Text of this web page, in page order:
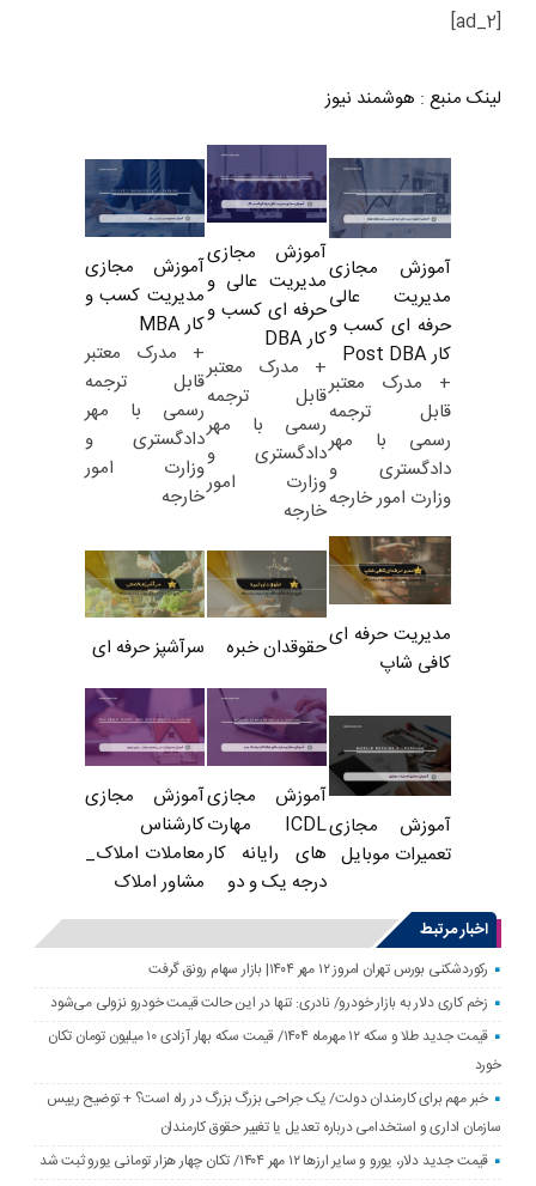
[ad_2]
لینک منبع : هوشمند نیوز
آموزش مجازی
مدیریت عالی
حرفه ای کسب و
کار Post DBA
+ مدرک معتبر
قابل ترجمه
رسمی با مهر
دادگستری و
وزارت امور خارجه
آموزش مجازی
مدیریت عالی و
حرفه ای کسب و
کار DBA
+ مدرک معتبر
قابل ترجمه
رسمی با مهر
دادگستری و
وزارت امور
خارجه
آموزش مجازی
مدیریت کسب و
کار MBA
+ مدرک معتبر
قابل ترجمه
رسمی با مهر
دادگستری و
وزارت امور
خارجه
مدیریت حرفه ای
کافی شاپ
حقوقدان خبره سرآشپز حرفه ای
آموزش مجازی
تعمیرات موبایل
آموزش مجازی
ICDL مهارت
های رایانه کار
درجه یک و دو
آموزش مجازی
کارشناس
معاملات املاک_
مشاور املاک
اخبار مرتبط
رکوردشکنی بورس تهران امروز ۱۲ مهر ۱۴۰۴| بازار سهام رونق گرفت
زخم کاری دلار به بازار خودرو/ نادری: تنها در این حالت قیمت خودرو نزولی می‌شود
قیمت جدید طلا و سکه ۱۲ مهرماه ۱۴۰۴/ قیمت سکه بهار آزادی ۱۰ میلیون تومان تکان
خورد
خبر مهم برای کارمندان دولت/ یک جراحی بزرگ بزرگ در راه است؟ + توضیح رییس
سازمان اداری و استخدامی درباره تعدیل یا تغییر حقوق کارمندان
قیمت جدید دلار، یورو و سایر ارزها ۱۲ مهر ۱۴۰۴/ تکان چهار هزار تومانی یورو ثبت شد